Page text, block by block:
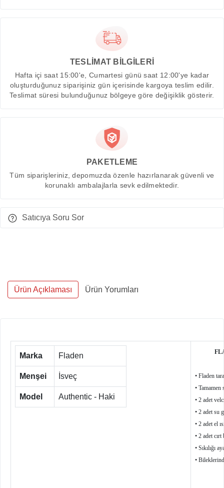
TESLİMAT BİLGİLERİ
Hafta içi saat 15:00'e, Cumartesi günü saat 12:00'ye kadar
oluşturduğunuz siparişiniz gün içerisinde kargoya teslim edilir.
Teslimat süresi bulunduğunuz bölgeye göre değişiklik gösterir.
PAKETLEME
Tüm siparişleriniz, depomuzda özenle hazırlanarak güvenli ve
korunaklı ambalajlarla sevk edilmektedir.
Satıcıya Soru Sor
Ürün Açıklaması Ürün Yorumları
Marka Fladen
Menşei İsveç
Model Authentic - Haki
• Fladen
•
• 2 adet
• 2 adet su
• 2 adet el
• 2 adet cırt
• Sıkılığı
•